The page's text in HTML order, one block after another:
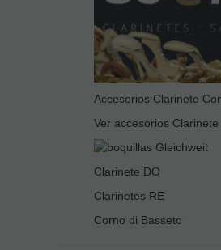
Accesorios Clarinete
Ver accesorios
Clarinete DO
Clarinetes RE
Corno di Basseto